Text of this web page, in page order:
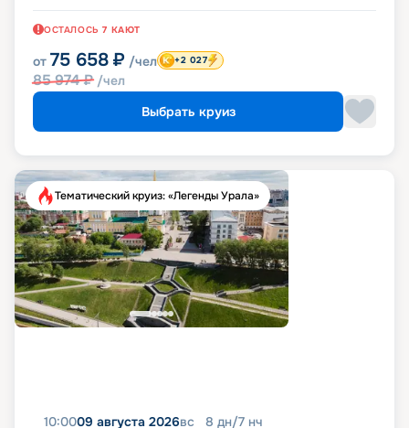
ОСТАЛОСЬ 7 КАЮТ
от 75 658 ₽ /чел
85 974₽ /чел
+2 027
Выбрать круиз
Тематический круиз: «Легенды Урала»
10:0009 августа 2026вс 8 дн/7 нч